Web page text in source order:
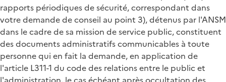
rapports périodiques de sécurité, correspondant dans
votre demande de conseil au point 3), détenus par l'ANSM
dans le cadre de sa mission de service public, constituent
des documents administratifs communicables à toute
personne qui en fait la demande, en application de
l'article L311-1 du code des relations entre le public et